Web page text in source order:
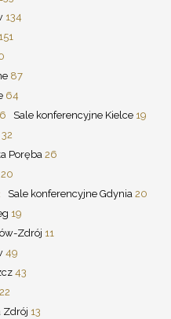
134
151
87
64
Sale konferencyjne Kielce 19
32
Poręba 26
20
Sale konferencyjne Gdynia 20
19
Zdrój 11
49
43
22
Zdrój 13